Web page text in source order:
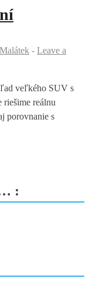
- Leave a
veľkého SUV s
reálnu
porovnanie s
: